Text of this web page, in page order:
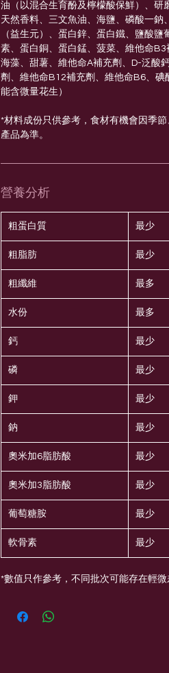
油（以混合生育酚及檸檬酸保鮮）、研
天然香料、三文魚油、海鹽、磷酸一
（益生元）、蛋白鋅、蛋白鐵、鹽酸
素、蛋白銅、蛋白錳、菠菜、維他命
海藻、甜薯、維他命A補充劑、D-泛酸
劑、維他命B12補充劑、維他命B6、碘
能含微量花生）
*材料成份只供參考，食材有機會因季
產品為準。
營養分析
粗蛋白質 最少
粗脂肪 最少
粗纖維 最多
水份 最多
鈣 最少
磷 最少
鉀 最少
鈉 最少
奧米加6脂肪酸 最少
奧米加3脂肪酸 最少
葡萄糖胺 最少
軟骨素 最少
*數值只作參考，不同批次可能存在輕微